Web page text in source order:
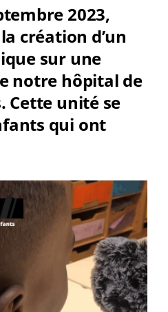
d’accompagnement
2023,
création d’un
sur une
notre hôpital de
Cette unité se
qui ont